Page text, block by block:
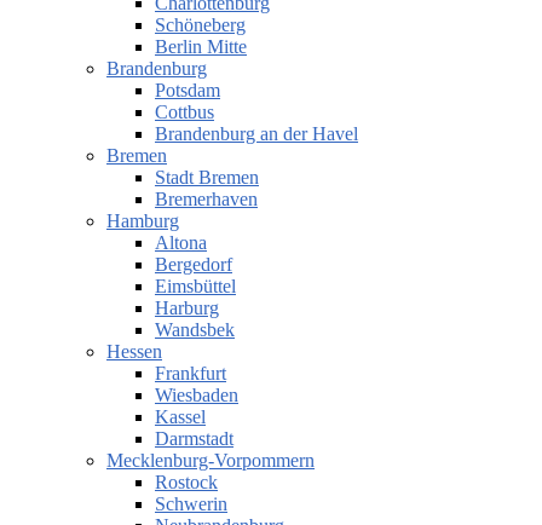
Schöneberg
Berlin Mitte
Brandenburg
Potsdam
Cottbus
Brandenburg an der Havel
Bremen
Stadt Bremen
Bremerhaven
Hamburg
Altona
Bergedorf
Eimsbüttel
Harburg
Wandsbek
Hessen
Frankfurt
Wiesbaden
Kassel
Darmstadt
Mecklenburg-Vorpommern
Rostock
Schwerin